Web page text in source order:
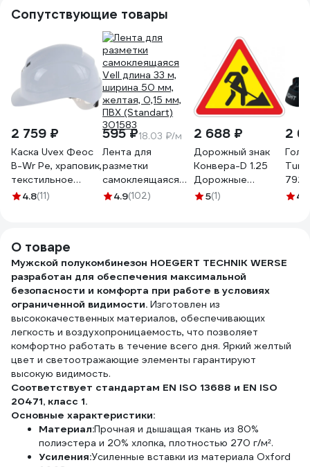
Сопутствующие товары
2 759 ₽
Каска Uvex Феос
B-Wr Pe, храповик,
текстильное
оголовье, белая
4.8(11)
595 ₽18.03 ₽/м
Лента для
разметки
самоклеящаяся
Vell длина 33 м,
4.9(102)
2 688 ₽
Дорожный знак
Конвера-D 1.25
Дорожные
работы пл. тип "А",
5(1)
2
7927
4.8
О товаре
Мужской полукомбинезон HOEGERT TECHNIK WERSE
разработан для обеспечения максимальной
безопасности и комфорта при работе в условиях
ограниченной видимости. Изготовлен из
высококачественных материалов, обеспечивающих
легкость и воздухопроницаемость, что позволяет
комфортно работать в течение всего дня. Яркий желтый
цвет и светоотражающие элементы гарантируют
высокую видимость.
Соответствует стандартам EN ISO 13688 и EN ISO
20471, класс 1.
Основные характеристики:
Материал:Прочная и дышащая ткань из 80%
полиэстера и 20% хлопка, плотностью 270 г/м².
Усиления:Усиленные вставки из материала Oxford